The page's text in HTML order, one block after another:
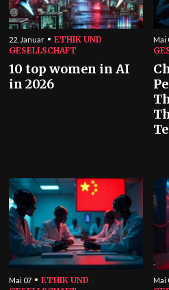
22. Januar
ETHIK UND
GESELLSCHAFT
10 top women in AI
in 2026
Mai
Mai 07
ETHIK UND
Mai